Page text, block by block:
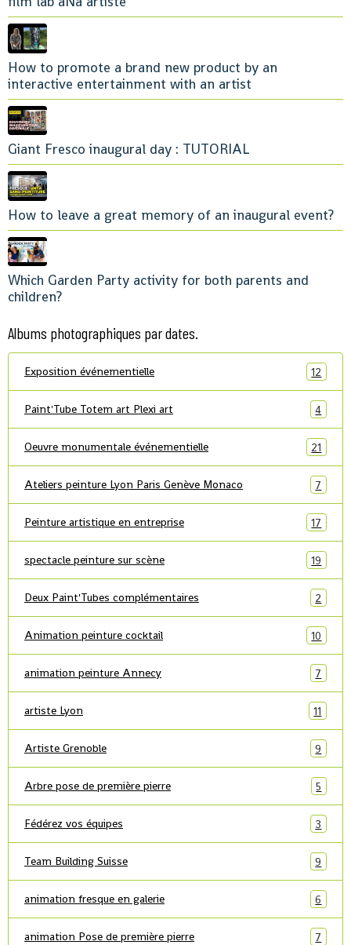
How to promote a brand new product by an
interactive entertainment with an artist
Giant Fresco inaugural day : TUTORIAL
How to leave a great memory of an inaugural event?
Which Garden Party activity for both parents and
children?
Albums photographiques par dates.
Exposition événementielle 12
Paint'Tube Totem art Plexi art 4
Oeuvre monumentale événementielle 21
Ateliers peinture Lyon Paris Genève Monaco 7
Peinture artistique en entreprise 17
spectacle peinture sur scène 19
Deux Paint'Tubes complémentaires 2
Animation peinture cocktail 10
animation peinture Annecy 7
artiste Lyon 11
Artiste Grenoble 9
Arbre pose de première pierre 5
Fédérez vos équipes 3
Team Building Suisse 9
animation fresque en galerie 6
animation Pose de première pierre 7